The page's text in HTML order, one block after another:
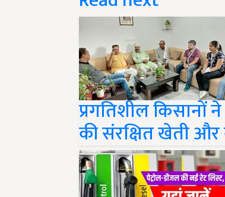
प्रगतिशील किसानों
की संरक्षित खेती